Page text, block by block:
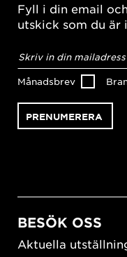
Fyll i din email
utskick som du är
postadress*
Månadsbrev
BESÖK OSS
Aktuella